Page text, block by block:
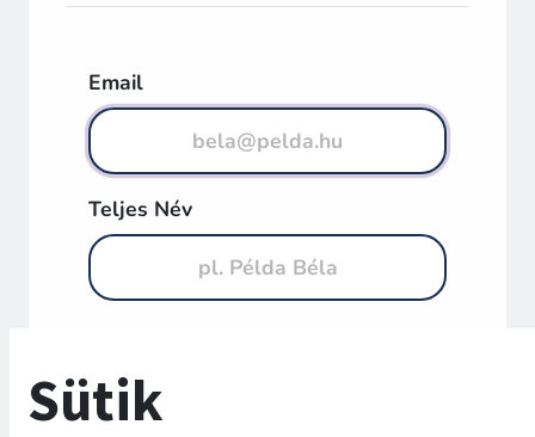
Email
Teljes Név
Sütik